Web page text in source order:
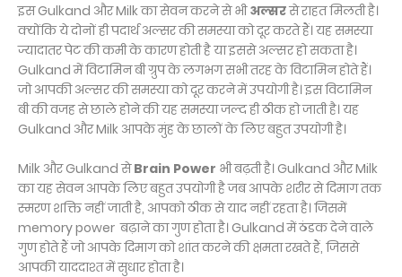
इस Gulkand और Milk का सेवन करने से भीअल्सरसे राहत मिलती है।
क्‍योंकि ये दोनों ही पदार्थ अल्‍सर की समस्‍या को दूर करते हैं। यह समस्या
ज्यादातर पेट की कमी के कारण होती है या इससे अल्सर हो सकता है।
Gulkand में विटामिन बी ग्रुप के लगभग सभी तरह के विटामिन होते हैं।
जो आपकी अल्सर की समस्या को दूर करने में उपयोगी है। इस विटामिन
बी की वजह से छाले होने की यह समस्या जल्द ही ठीक हो जाती है। यह
Gulkand और Milk आपके मुंह के छालों के लिए बहुत उपयोगी है।
Milk और Gulkand सेBrain Power भी बढ़ती है। Gulkand और Milk
का यह सेवन आपके लिए बहुत उपयोगी है जब आपके शरीर से दिमाग तक
स्मरण शक्ति नहीं जाती है, आपको ठीक से याद नहीं रहता है। जिसमें
memory power बढ़ाने का गुण होता है। Gulkand में ठंडक देने वाले
गुण होते हैं जो आपके दिमाग को शांत करने की क्षमता रखते हैं, जिससे
आपकी याददाश्त में सुधार होता है।